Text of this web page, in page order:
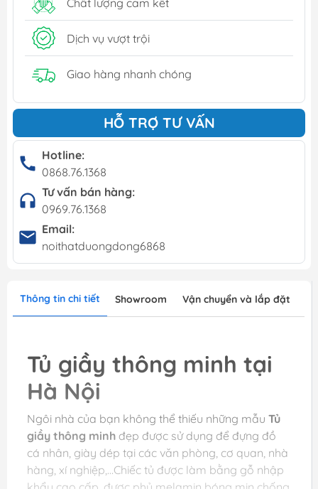
Dịch vụ vượt trội
Giao hàng nhanh chóng
HỖ TRỢ TƯ VẤN
Hotline:
0868.76.1368
Tư vấn bán hàng:
0969.76.1368
Email:
noithatduongdong6868
Thông tin chi tiết Showroom Vận chuyển và lắp đặt
Tủ giầy thông minh tại
Hà Nội
Ngôi nhà của bạn không thể thiếu những mẫu Tủ
giầy thông minh đẹp được sử dụng để đựng đồ
cá nhân, giày dép tại các văn phòng, cơ quan, nhà
hàng, xí nghiệp,…Chiếc tủ được làm bằng gỗ nhập